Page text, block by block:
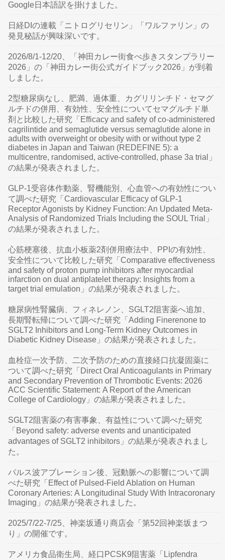
Google日本語訳を掛けました。
日経DIの連載「ニトログリセリン」「ワルファリン」の
発見秘話が興味深いです。
2026/8/1-12/20、「神田カレー街食べ歩きスタンプラリー
2026」の「神田カレー街公式ガイドブック2026」が到着
しました。
2型糖尿病なし、肥満、過体重、カグリリンチド・セマグ
ルチドの併用、有効性、安全性についてセマグルチド単
剤と比較した研究「Efficacy and safety of co-administered
cagrilintide and semaglutide versus semaglutide alone in
adults with overweight or obesity with or without type 2
diabetes in Japan and Taiwan (REDEFINE 5): a
multicentre, randomised, active-controlled, phase 3a trial」
の結果が発表されました。
GLP-1受容体作動薬、腎機能別、心血管への有効性につい
て調べた研究「Cardiovascular Efficacy of GLP-1
Receptor Agonists by Kidney Function: An Updated Meta-
Analysis of Randomized Trials Including the SOUL Trial」
の結果が発表されました。
心筋梗塞後、抗血小板薬2剤併用療法中、PPIの有効性、
安全性について比較した研究「Comparative effectiveness
and safety of proton pump inhibitors after myocardial
infarction on dual antiplatelet therapy: Insights from a
target trial emulation」の結果が発表されました。
糖尿病性腎臓病、フィネレノン、SGLT2阻害薬へ追加、
長期腎転帰について調べた研究「Adding Finerenone to
SGLT2 Inhibitors and Long-Term Kidney Outcomes in
Diabetic Kidney Disease」の結果が発表されました。
血栓症一次予防、二次予防のための直接経口抗凝固薬に
ついて調べた研究「Direct Oral Anticoagulants in Primary
and Secondary Prevention of Thrombotic Events: 2026
ACC Scientific Statement: A Report of the American
College of Cardiology」の結果が発表されました。
SGLT2阻害薬の有害事象、有益性について調べた研究
「Beyond safety: adverse events and unanticipated
advantages of SGLT2 inhibitors」の結果が発表されまし
た。
パルス波アブレーション後、冠動脈への影響について調
べた研究「Effect of Pulsed-Field Ablation on Human
Coronary Arteries: A Longitudinal Study With Intracoronary
Imaging」の結果が発表されました。
2025/7/22-7/25、神楽坂通り商店会「第52回神楽坂まつ
り」の開催です。
アメリカ食品衛生局、経口PCSK9阻害薬「Lipfendra